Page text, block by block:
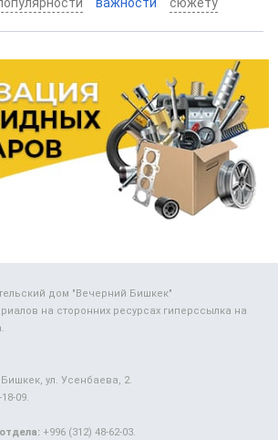
дом "Вечерний Бишкек"
на сторонних ресурсах гиперссылка на
ул. Усенбаева, 2.
09.
+996 (312) 48-62-03.